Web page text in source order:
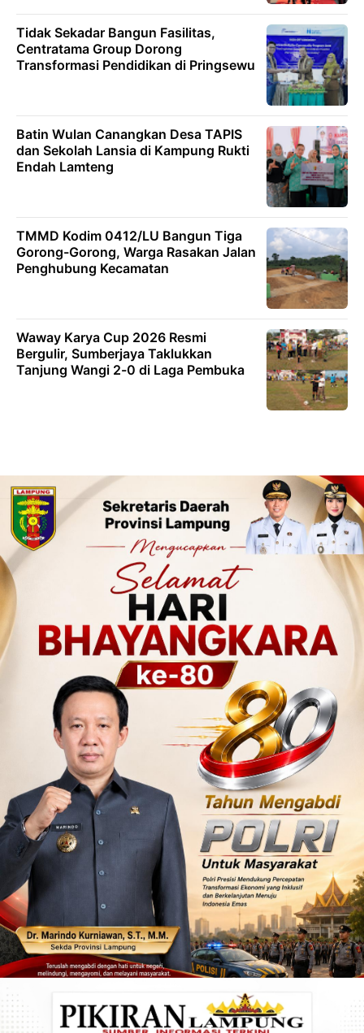
Tidak Sekadar Bangun Fasilitas,
Centratama Group Dorong
Transformasi Pendidikan di Pringsewu
Batin Wulan Canangkan Desa TAPIS
dan Sekolah Lansia di Kampung Rukti
Endah Lamteng
TMMD Kodim 0412/LU Bangun Tiga
Gorong-Gorong, Warga Rasakan Jalan
Penghubung Kecamatan
Waway Karya Cup 2026 Resmi
Bergulir, Sumberjaya Taklukkan
Tanjung Wangi 2-0 di Laga Pembuka